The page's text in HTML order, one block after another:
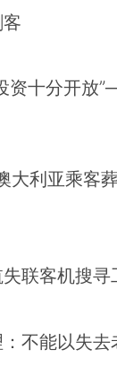
资十分开放
大利亚乘客
联客机搜寻
不能以失